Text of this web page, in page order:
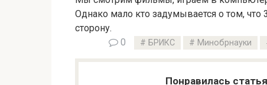
Однако мало кто задумывается о том,
сторону.
0
БРИКС Минобрнауки
Понравилась